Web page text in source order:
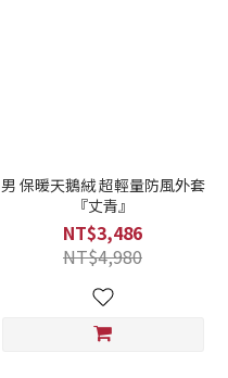
男 保暖天鵝絨 超輕量防風外套
『丈青』
NT$3,486
NT$4,980